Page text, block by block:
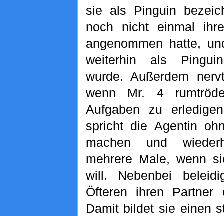
sie als Pinguin
noch nicht einmal
angenommen hatte,
weiterhin als
wurde. Außerdem
wenn Mr. 4
Aufgaben zu
spricht die Agentin
machen und
mehrere Male, wenn
will. Nebenbei
Öfteren ihren Partner
Damit bildet sie einen